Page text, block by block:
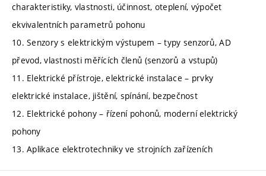
charakteristiky, vlastnosti, účinnost, oteplení, výpočet
ekvivalentních parametrů pohonu
10. Senzory s elektrickým výstupem – typy senzorů, AD
převod, vlastnosti měřících členů (senzorů a vstupů)
11. Elektrické přístroje, elektrické instalace – prvky
elektrické instalace, jištění, spínání, bezpečnost
12. Elektrické pohony – řízení pohonů, moderní elektrický
pohony
13. Aplikace elektrotechniky ve strojních zařízeních